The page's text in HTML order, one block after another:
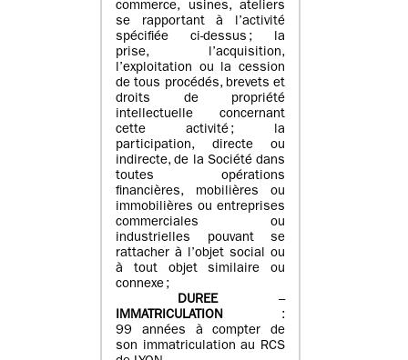
commerce, usines, ateliers
se rapportant à l’activité
spécifiée ci-dessus ; la
prise, l’acquisition,
l’exploitation ou la cession
de tous procédés, brevets et
droits de propriété
intellectuelle concernant
cette activité ; la
participation, directe ou
indirecte, de la Société dans
toutes opérations
financières, mobilières ou
immobilières ou entreprises
commerciales ou
industrielles pouvant se
rattacher à l’objet social ou
à tout objet similaire ou
connexe ;
DUREE–
IMMATRICULATION :
99 années à compter de
son immatriculation au RCS